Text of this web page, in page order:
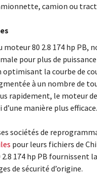
camion ou
moteur 80 2.8 174 hp PB,
pour plus de
optimisant la courbe de
à un nombre de
rapidement, le moteur
manière plus efficace.
sociétés de
pour leurs fichiers de
2.8 174 hp PB
de sécurité d’origine.